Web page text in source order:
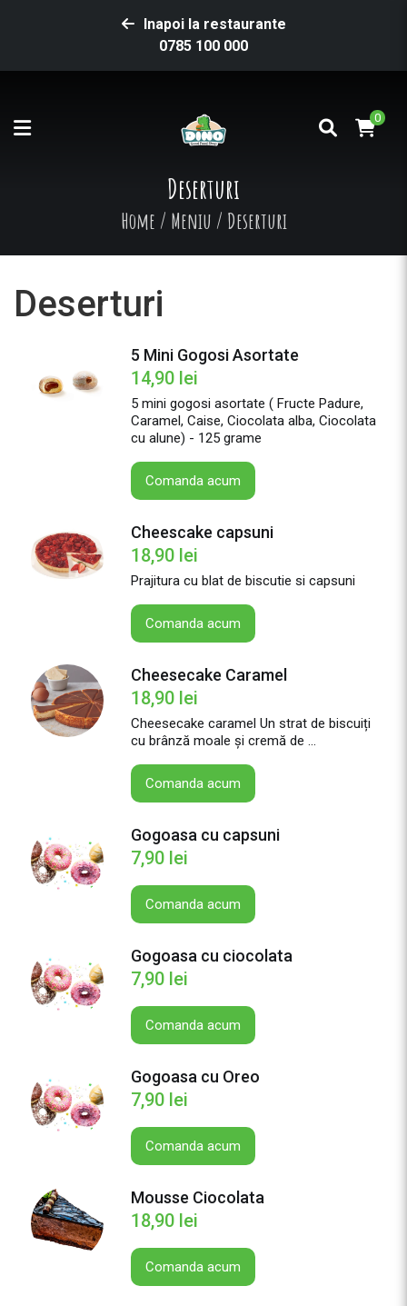
Inapoi la restaurante
0785 100 000
0
Deserturi
Home / Meniu / Deserturi
Deserturi
5 Mini Gogosi Asortate
14,90 lei
5 mini gogosi asortate ( Fructe Padure,
Caramel, Caise, Ciocolata alba, Ciocolata
cu alune) - 125 grame
Comanda acum
Cheescake capsuni
18,90 lei
Prajitura cu blat de biscutie si capsuni
Comanda acum
Cheesecake Caramel
18,90 lei
Cheesecake caramel Un strat de biscuiți
cu brânză moale și cremă de ...
Comanda acum
Gogoasa cu capsuni
7,90 lei
Comanda acum
Gogoasa cu ciocolata
7,90 lei
Comanda acum
Gogoasa cu Oreo
7,90 lei
Comanda acum
Mousse Ciocolata
18,90 lei
Comanda acum